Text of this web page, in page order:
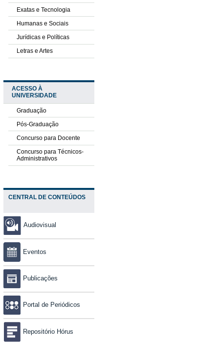
Exatas e Tecnologia
Humanas e Sociais
Jurídicas e Políticas
Letras e Artes
ACESSO À
UNIVERSIDADE
Graduação
Pós-Graduação
Concurso para Docente
Concurso para Técnicos-
Administrativos
CENTRAL DE CONTEÚDOS
Audiovisual
Eventos
Publicações
Portal de Periódicos
Repositório Hórus